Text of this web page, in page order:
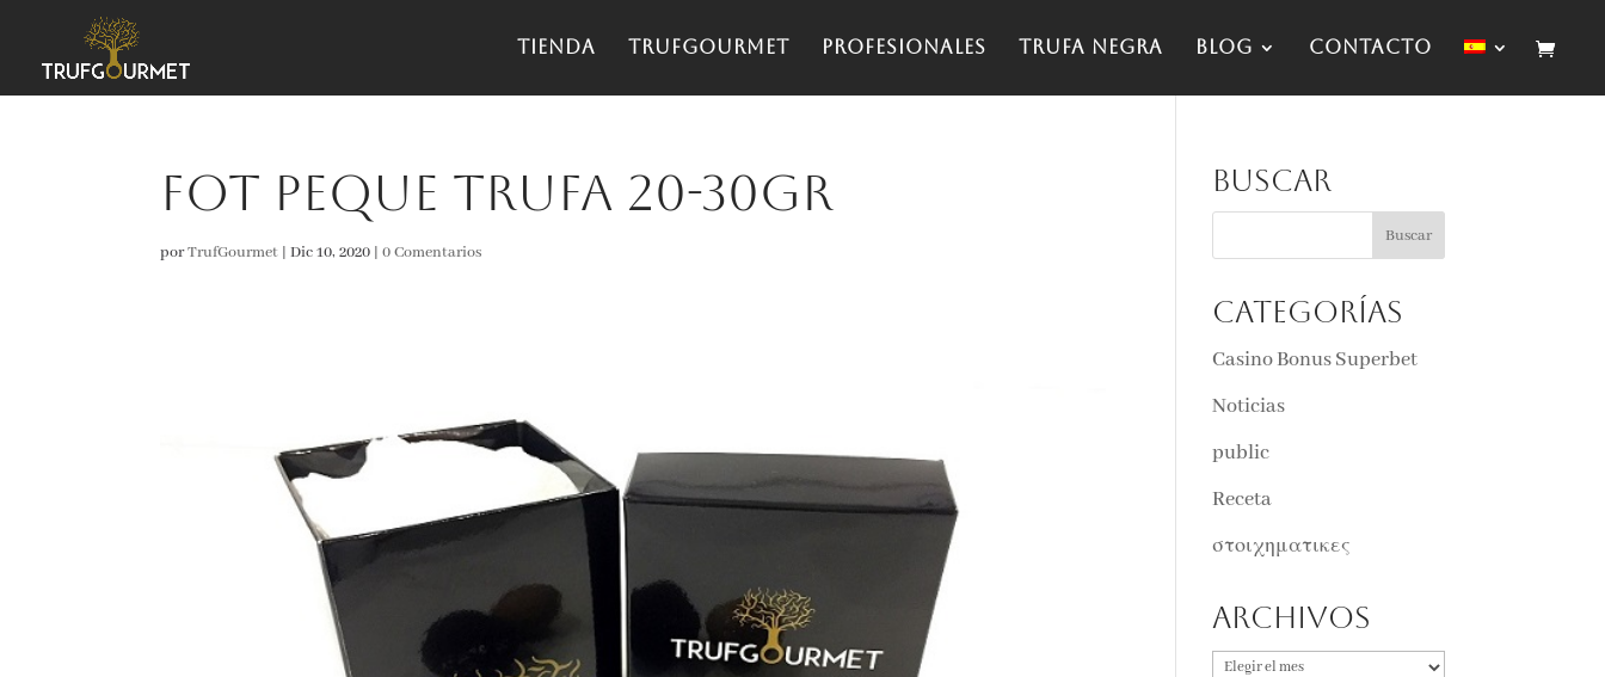
Tienda TrufGourmet Profesionales Trufa negra Blog Contacto
Fot peque trufa 20-30gr
porTrufGourmet |Dic 10, 2020 |0 Comentarios
Buscar
Categorías
Casino Bonus Superbet
Noticias
public
Receta
στοιχηματικες
Archivos
Archivos